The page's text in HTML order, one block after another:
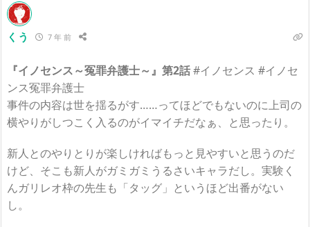
くう 7 年 前
『イノセンス～冤罪弁護士～』第2話#イノセンス #イノセ
ンス冤罪弁護士
事件の内容は世を揺るがす……ってほどでもないのに上司の
横やりがしつこく入るのがイマイチだなぁ、と思ったり。
新人とのやりとりが楽しければもっと見やすいと思うのだ
けど、そこも新人がガミガミうるさいキャラだし。実験く
んガリレオ枠の先生も「タッグ」というほど出番がない
し。